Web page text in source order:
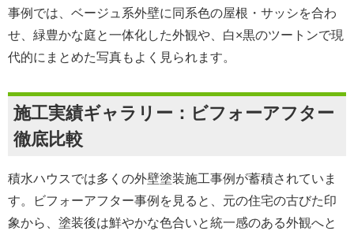
事例では、ベージュ系外壁に同系色の屋根・サッシを合わ
せ、緑豊かな庭と一体化した外観や、白×黒のツートンで現
代的にまとめた写真もよく見られます。
施工実績ギャラリー：ビフォーアフター
徹底比較
積水ハウスでは多くの外壁塗装施工事例が蓄積されていま
す。ビフォーアフター事例を見ると、元の住宅の古びた印
象から、塗装後は鮮やかな色合いと統一感のある外観へと